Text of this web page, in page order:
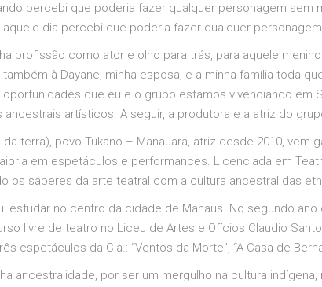
percebi que poderia fazer qualquer personagem sem
dia percebi que poderia fazer qualquer
profissão como ator e olho para trás, para aquele
à Dayane, minha esposa, e a minha família toda
que eu e o grupo estamos vivenciando em
artísticos. A seguir, a produtora e a atriz do
terra), povo Tukano – Manauara, atriz desde 2010, vem
em espetáculos e performances. Licenciada em
os saberes da arte teatral com a cultura ancestral das
estudar no centro da cidade de Manaus. No segundo
livre de teatro no Liceu de Artes e Ofícios Claudio
espetáculos da Cia.: “Ventos da Morte”, “A Casa de
ancestralidade, por ser um mergulho na cultura